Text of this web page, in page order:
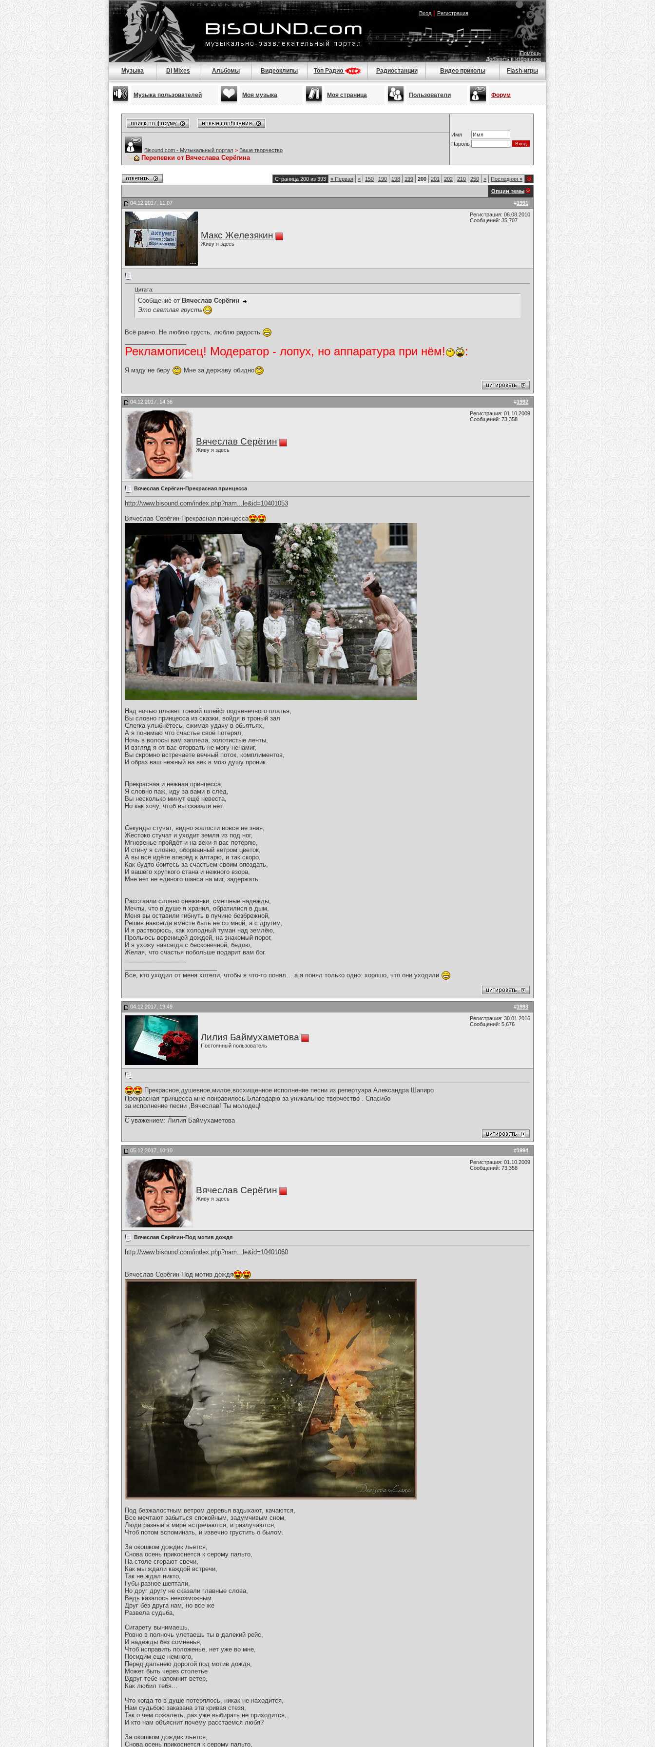
Вход| Регистрация
Помощь
Добавить в избранное
Музыка Dj Mixes Альбомы Видеоклипы Топ Радио Радиостанции Видео приколы Flash-игры
Музыка пользователей Моя музыка Моя страница Пользователи Форум
Имя
Пароль
Bisound.com - Музыкальный портал > Ваше творчество
Перепевки от Вячеслава Серёгина
Страница 200 из 393 « Первая < 150 190 198 199 200 201 202 210 250 > Последняя »
Опции темы
#1991
04.12.2017, 11:07
Макс Железякин
Живу я здесь
Регистрация: 06.08.2010
Сообщений: 35,707
Цитата:
Сообщение от Вячеслав Серёгин
Это светлая грусть
Всё равно. Не люблю грусть, люблю радость.
Рекламописец! Модератор - лопух, но аппаратура при нём! :
Я мзду не беру Мне за державу обидно
#1992
04.12.2017, 14:36
Вячеслав Серёгин
Живу я здесь
Регистрация: 01.10.2009
Сообщений: 73,358
Вячеслав Серёгин-Прекрасная принцесса
http://www.bisound.com/index.php?nam...le&id=10401053
Вячеслав Серёгин-Прекрасная принцесса
Над ночью плывет тонкий шлейф подвенечного платья,
Вы словно принцесса из сказки, войдя в троный зал
Слегка улыбнётесь, сжимая удачу в обьятьях,
А я понимаю что счастье своё потерял,
Ночь в волосы вам заплела, золотистые ленты,
И взгляд я от вас оторвать не могу ненамиг,
Вы скромно встречаете вечный поток, комплиментов,
И образ ваш нежный на век в мою душу проник.
Прекрасная и нежная принцесса,
Я словно паж, иду за вами в след,
Вы несколько минут ещё невеста,
Но как хочу, чтоб вы сказали нет.
Секунды стучат, видно жалости вовсе не зная,
Жестоко стучат и уходит земля из под ног,
Мгновенье пройдёт и на веки я вас потеряю,
И сгину я словно, оборванный ветром цветок,
А вы всё идёте вперёд к алтарю, и так скоро,
Как будто боитесь за счастьем своим опоздать,
И вашего хрупкого стана и нежного взора,
Мне нет не единого шанса на миг, задержать.
Расстаяли словно снежинки, смешные надежды,
Мечты, что в душе я хранил, обратилися в дым,
Меня вы оставили гибнуть в пучине безбрежной,
Решив навсегда вместе быть не со мной, а с другим,
И я растворюсь, как холодный туман над землёю,
Прольюсь вереницей дождей, на знакомый порог,
И я ухожу навсегда с бесконечной, бедою,
Желая, что счастья побольше подарит вам бог.
Все, кто уходил от меня хотели, чтобы я что-то понял… а я понял только одно: хорошо, что они уходили.
#1993
04.12.2017, 19:49
Лилия Баймухаметова
Постоянный пользователь
Регистрация: 30.01.2016
Сообщений: 5,676
Прекрасное,душевное,милое,восхищенное исполнение песни из репертуара Александра Шапиро
Прекрасная принцесса мне понравилось.Благодарю за уникальное творчество . Спасибо
за исполнение песни ,Вячеслав! Ты молодец!
С уважением: Лилия Баймухаметова
#1994
05.12.2017, 10:10
Вячеслав Серёгин
Живу я здесь
Регистрация: 01.10.2009
Сообщений: 73,358
Вячеслав Серёгин-Под мотив дождя
http://www.bisound.com/index.php?nam...le&id=10401060
Вячеслав Серёгин-Под мотив дождя
Под безжалостным ветром деревья вздыхают, качаются,
Все мечтают забыться спокойным, задумчивым сном,
Люди разные в мире встречаются, и разлучаются,
Чтоб потом вспоминать, и извечно грустить о былом.
За окошком дождик льется,
Снова осень прикоснется к серому пальто,
На столе сгорают свечи,
Как мы ждали каждой встречи,
Так не ждал никто,
Губы разное шептали,
Но друг другу не сказали главные слова,
Ведь казалось невозможным.
Друг без друга нам, но все же
Развела судьба,
Сигарету вынимаешь,
Ровно в полночь улетаешь ты в далекий рейс,
И надежды без сомненья,
Чтоб исправить положенье, нет уже во мне,
Посидим еще немного,
Перед дальнею дорогой под мотив дождя,
Может быть через столетье
Вдруг тебе напомнит ветер,
Как любил тебя…
Что когда-то в душе потерялось, никак не находится,
Нам судьбою заказана эта кривая стезя,
Так о чем сожалеть, раз уже выбирать не приходится,
И кто нам объяснит почему расстаемся любя?
За окошком дождик льется,
Снова осень прикоснется к серому пальто,